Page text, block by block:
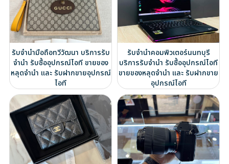
รับจำนำมือถือทวีวัฒนา บริการรับ
จำนำ รับซื้ออุปกรณ์ไอที ขายของ
หลุดจำนำ และ รับฝากขายอุปกรณ์
ไอที
รับจำนำคอมพิวเตอร์นนทบุรี
บริการรับจำนำ รับซื้ออุปกรณ์ไอที
ขายของหลุดจำนำ และ รับฝากขาย
อุปกรณ์ไอที